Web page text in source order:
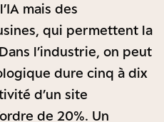
mais des
qui permettent la
l’industrie, on peut
dure cinq à dix
d’un site
de 20%. Un